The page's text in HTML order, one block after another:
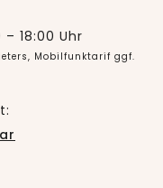
18:00 Uhr
Mobilfunktarif ggf.